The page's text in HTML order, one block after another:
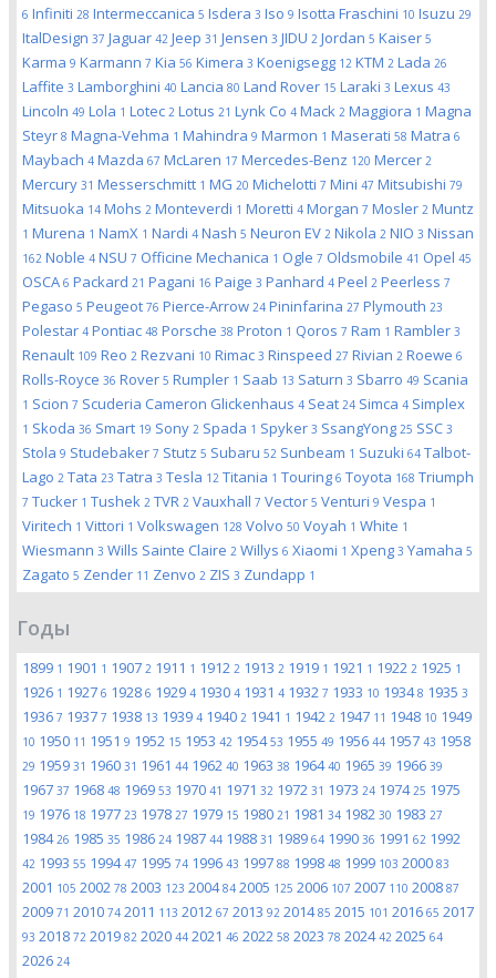
6 Infiniti 28 Intermeccanica 5 Isdera 3 Iso 9 Isotta Fraschini 10 Isuzu 29
ItalDesign 37 Jaguar 42 Jeep 31 Jensen 3 JIDU 2 Jordan 5 Kaiser 5
Karma 9 Karmann 7 Kia 56 Kimera 3 Koenigsegg 12 KTM 2 Lada 26
Laffite 3 Lamborghini 40 Lancia 80 Land Rover 15 Laraki 3 Lexus 43
Lincoln 49 Lola 1 Lotec 2 Lotus 21 Lynk Co 4 Mack 2 Maggiora 1 Magna
Steyr 8 Magna-Vehma 1 Mahindra 9 Marmon 1 Maserati 58 Matra 6
Maybach 4 Mazda 67 McLaren 17 Mercedes-Benz 120 Mercer 2
Mercury 31 Messerschmitt 1 MG 20 Michelotti 7 Mini 47 Mitsubishi 79
Mitsuoka 14 Mohs 2 Monteverdi 1 Moretti 4 Morgan 7 Mosler 2 Muntz
1 Murena 1 NamX 1 Nardi 4 Nash 5 Neuron EV 2 Nikola 2 NIO 3 Nissan
162 Noble 4 NSU 7 Officine Mechanica 1 Ogle 7 Oldsmobile 41 Opel 45
OSCA 6 Packard 21 Pagani 16 Paige 3 Panhard 4 Peel 2 Peerless 7
Pegaso 5 Peugeot 76 Pierce-Arrow 24 Pininfarina 27 Plymouth 23
Polestar 4 Pontiac 48 Porsche 38 Proton 1 Qoros 7 Ram 1 Rambler 3
Renault 109 Reo 2 Rezvani 10 Rimac 3 Rinspeed 27 Rivian 2 Roewe 6
Rolls-Royce 36 Rover 5 Rumpler 1 Saab 13 Saturn 3 Sbarro 49 Scania
1 Scion 7 Scuderia Cameron Glickenhaus 4 Seat 24 Simca 4 Simplex
1 Skoda 36 Smart 19 Sony 2 Spada 1 Spyker 3 SsangYong 25 SSC 3
Stola 9 Studebaker 7 Stutz 5 Subaru 52 Sunbeam 1 Suzuki 64 Talbot-
Lago 2 Tata 23 Tatra 3 Tesla 12 Titania 1 Touring 6 Toyota 168 Triumph
7 Tucker 1 Tushek 2 TVR 2 Vauxhall 7 Vector 5 Venturi 9 Vespa 1
Viritech 1 Vittori 1 Volkswagen 128 Volvo 50 Voyah 1 White 1
Wiesmann 3 Wills Sainte Claire 2 Willys 6 Xiaomi 1 Xpeng 3 Yamaha 5
Zagato 5 Zender 11 Zenvo 2 ZIS 3 Zundapp 1
Годы
1899 1 1901 1 1907 2 1911 1 1912 2 1913 2 1919 1 1921 1 1922 2 1925 1
1926 1 1927 6 1928 6 1929 4 1930 4 1931 4 1932 7 1933 10 19348 1935 3
1936 7 1937 7 1938 13 1939 4 1940 2 1941 1 1942 2 1947 11 1948 10 1949
10 1950 11 1951 9 1952 15 1953 42 195453 1955 49 1956 44 1957 43 1958
29 1959 31 1960 31 1961 44 1962 40 1963 38 196440 1965 39 1966 39
1967 37 1968 48 1969 53 1970 41 1971 32 1972 31 1973 24 197425 1975
19 1976 18 1977 23 1978 27 1979 15 1980 21 1981 34 1982 30 1983 27
198426 1985 35 1986 24 1987 44 1988 31 1989 64 1990 36 1991 62 1992
42 1993 55 199447 1995 74 1996 43 1997 88 1998 48 1999 103 2000 83
2001 105 2002 78 2003 123 200484 2005 125 2006 107 2007 110 2008 87
2009 71 2010 74 2011 113 2012 67 2013 92 201485 2015 101 2016 65 2017
93 2018 72 2019 82 2020 44 2021 46 2022 58 2023 78 202442 2025 64
2026 24